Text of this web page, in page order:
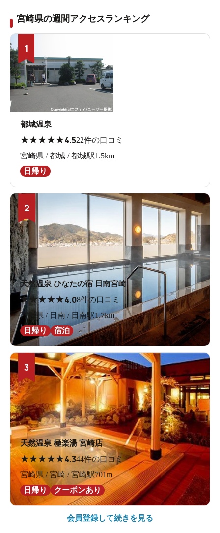
宮崎県の週間アクセスランキング
1
都城温泉
★★★★★4.522件の口コミ
宮崎県 / 都城 / 都城駅1.5km
日帰り
2
天然温泉 ひなたの宿 日南宮崎
★★★★★4.08件の口コミ
宮崎県 / 日南 / 日南駅1.7km
日帰り
宿泊
3
天然温泉 極楽湯 宮崎店
★★★★★4.344件の口コミ
宮崎県 / 宮崎 / 宮崎駅701m
日帰り
クーポンあり
会員登録して続きを見る